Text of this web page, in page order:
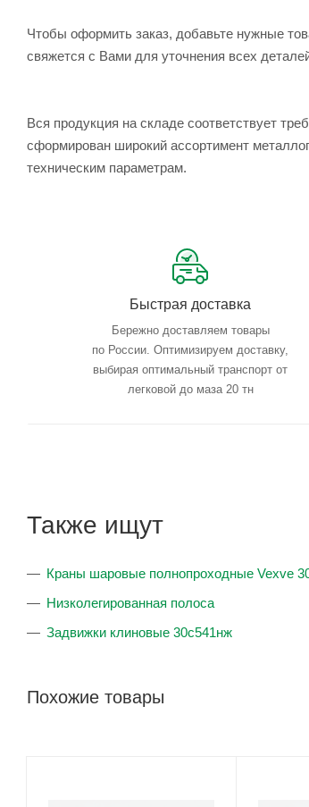
Чтобы оформить заказ, добавьте нужные
свяжется с Вами для уточнения всех
Вся продукция на складе соответствует
сформирован широкий ассортимент
техническим параметрам.
Быстрая доставка
Бережно доставляем товары
по России. Оптимизируем доставку,
выбирая оптимальный транспорт от
легковой до маза 20 тн
Также ищут
Краны шаровые полнопроходные Vexve
Низколегированная полоса
Задвижки клиновые 30с541нж
Похожие товары